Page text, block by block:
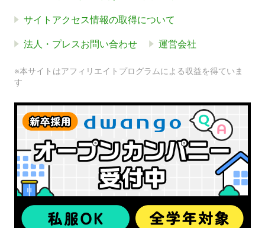
サイトアクセス情報の取得について
法人・プレスお問い合わせ 運営会社
※本サイトはアフィリエイトプログラムによる収益を得ていま
す